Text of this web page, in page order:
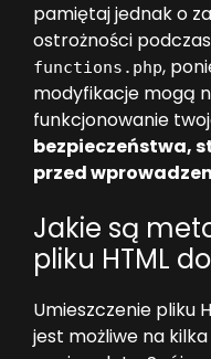
pamiętaj jednak o
ostrożności
functions.php,
modyfikacje mogą
funkcjonowanie
bezpieczeństwa,
przed
Jakie są
pliku HTML
Umieszczenie pliku
jest możliwe na